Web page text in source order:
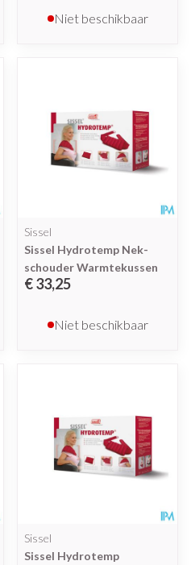
Niet beschikbaar
Sissel
Sissel Hydrotemp Nek-
schouder Warmtekussen
€ 33,25
Niet beschikbaar
Sissel
Sissel Hydrotemp